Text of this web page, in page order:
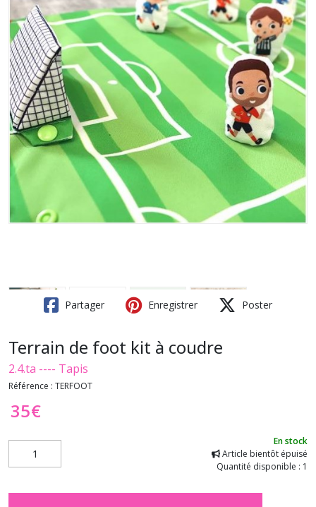
Partager Enregistrer Poster
Terrain de foot kit à coudre
2.4.ta ---- Tapis
Référence : TERFOOT
35€
En stock
Article bientôt épuisé
Quantité disponible : 1